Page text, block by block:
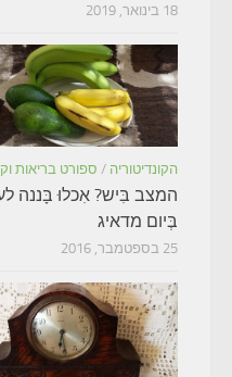
18 בינואר, 2019
הקונדיטוריה / ספורט בריאות
המצב בִּיש? אִכלוּ בָּננה
בְּיום מדאיג
25 בספטמבר, 2016